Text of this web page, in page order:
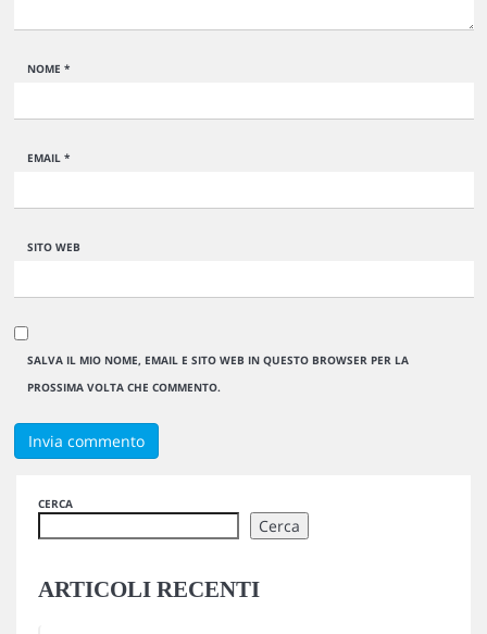
NOME *
EMAIL *
SITO WEB
SALVA IL MIO NOME, EMAIL E SITO WEB IN QUESTO BROWSER PER LA
PROSSIMA VOLTA CHE COMMENTO.
CERCA
Cerca
ARTICOLI RECENTI